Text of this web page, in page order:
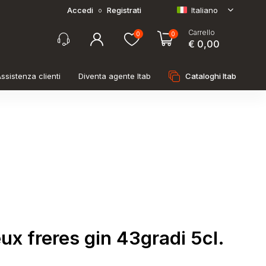
Accedi o Registrati Italiano
0 0 Carrello
€ 0,00
clienti Diventa agente Itab Cataloghi Itab
freres gin 43gradi 5cl.